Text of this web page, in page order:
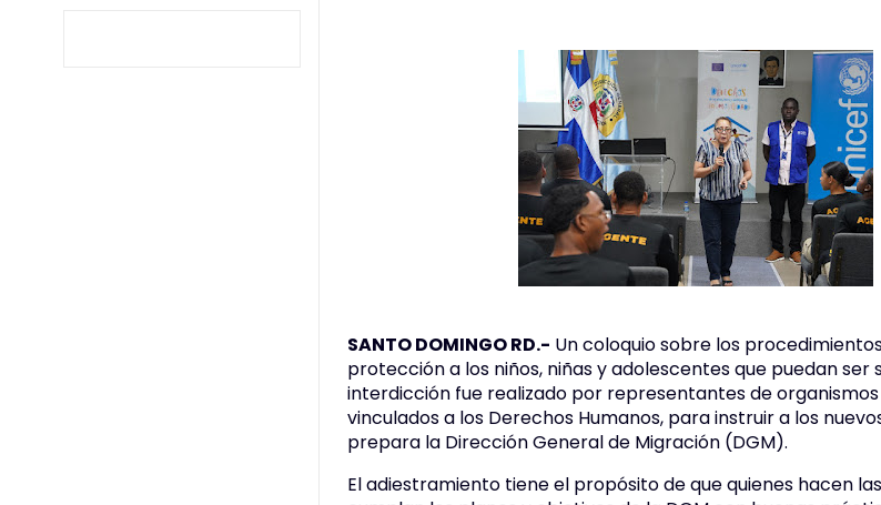
SANTO DOMINGO RD.- Un coloquio sobre los
protección a los niños, niñas y adolescentes que puedan ser
interdicción fue realizado por representantes de
vinculados a los Derechos Humanos, para instruir a los
prepara la Dirección General de Migración (DGM).
El adiestramiento tiene el propósito de que quienes hacen